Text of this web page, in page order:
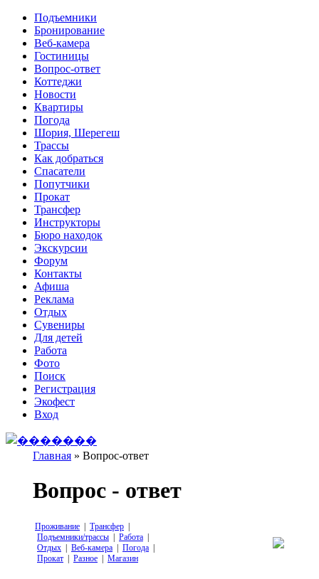
Перейти к основному содержанию
Подъемники
Бронирование
Веб-камера
Гостиницы
Вопрос-ответ
Коттеджи
Новости
Квартиры
Погода
Шория, Шерегеш
Трассы
Как добраться
Спасатели
Попутчики
Прокат
Трансфер
Инструкторы
Бюро находок
Экскурсии
Форум
Контакты
Афиша
Реклама
Отдых
Сувениры
Для детей
Работа
Фото
Поиск
Регистрация
Экофест
Вход
Главная » Вопрос-ответ
Вопрос - ответ
Проживание | Трансфер |
Подъемники/трассы | Работа |
Отдых | Веб-камера | Погода |
Прокат | Разное | Магазин